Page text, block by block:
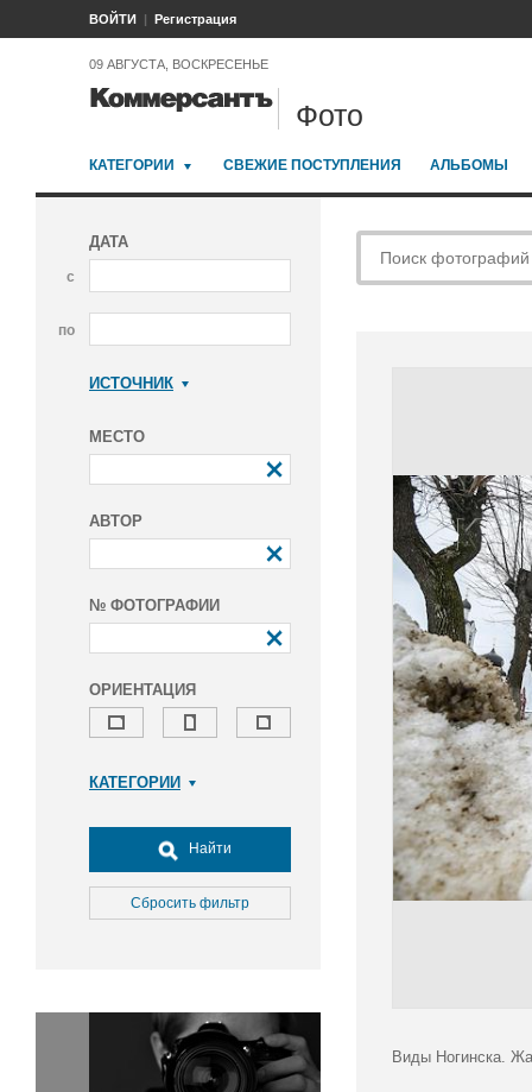
ВОЙТИ Регистрация
09 АВГУСТА, ВОСКРЕСЕНЬЕ
Фото
КАТЕГОРИИ СВЕЖИЕ ПОСТУПЛЕНИЯ АЛЬБОМЫ
ДАТА
с
по
ИСТОЧНИК
МЕСТО
АВТОР
№ ФОТОГРАФИИ
ОРИЕНТАЦИЯ
КАТЕГОРИИ
Досуг, туризм и отдых
Культура
Медицина
Окружающая среда
Политика
Правосудие
Найти
Сбросить фильтр
Виды Ногинска.